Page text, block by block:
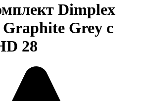
Dimplex
Grey с
28